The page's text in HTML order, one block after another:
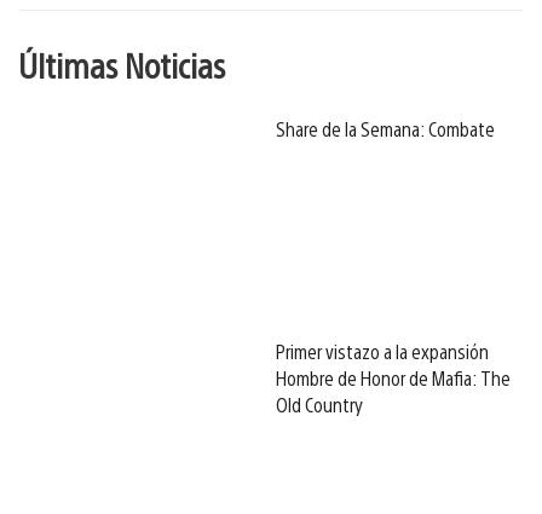
Últimas Noticias
Share de la Semana: Combate
Primer vistazo a la expansión
Hombre de Honor de Mafia: The
Old Country